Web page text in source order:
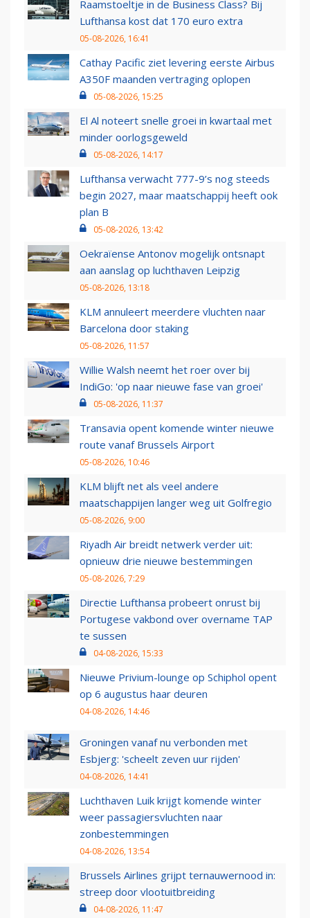
Raamstoeltje in de Business Class? Bij
Lufthansa kost dat 170 euro extra
05-08-2026, 16:41
Cathay Pacific ziet levering eerste Airbus
A350F maanden vertraging oplopen
05-08-2026, 15:25
El Al noteert snelle groei in kwartaal met
minder oorlogsgeweld
05-08-2026, 14:17
Lufthansa verwacht 777-9’s nog steeds
begin 2027, maar maatschappij heeft ook
plan B
05-08-2026, 13:42
Oekraïense Antonov mogelijk ontsnapt
aan aanslag op luchthaven Leipzig
05-08-2026, 13:18
KLM annuleert meerdere vluchten naar
Barcelona door staking
05-08-2026, 11:57
Willie Walsh neemt het roer over bij
IndiGo: 'op naar nieuwe fase van groei'
05-08-2026, 11:37
Transavia opent komende winter nieuwe
route vanaf Brussels Airport
05-08-2026, 10:46
KLM blijft net als veel andere
maatschappijen langer weg uit Golfregio
05-08-2026, 9:00
Riyadh Air breidt netwerk verder uit:
opnieuw drie nieuwe bestemmingen
05-08-2026, 7:29
Directie Lufthansa probeert onrust bij
Portugese vakbond over overname TAP
te sussen
04-08-2026, 15:33
Nieuwe Privium-lounge op Schiphol opent
op 6 augustus haar deuren
04-08-2026, 14:46
Groningen vanaf nu verbonden met
Esbjerg: 'scheelt zeven uur rijden'
04-08-2026, 14:41
Luchthaven Luik krijgt komende winter
weer passagiersvluchten naar
zonbestemmingen
04-08-2026, 13:54
Brussels Airlines grijpt ternauwernood in:
streep door vlootuitbreiding
04-08-2026, 11:47